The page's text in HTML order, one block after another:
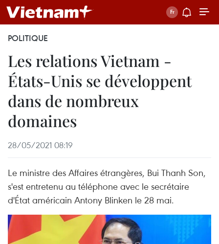
POLITIQUE
Les relations Vietnam -
États-Unis se développent
dans de nombreux
domaines
28/05/2021 08:19
Le ministre des Affaires étrangères, Bui Thanh Son,
s'est entretenu au téléphone avec le secrétaire
d'État américain Antony Blinken le 28 mai.